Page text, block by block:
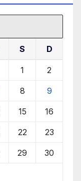
S D
1 2
8 9
15 16
22 23
29 30